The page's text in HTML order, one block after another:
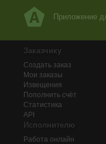
Приложение
Заказчику
Создать заказ
Мои заказы
Извещения
Пополнить счёт
Статистика
API
Исполнителю
Работа онлайн